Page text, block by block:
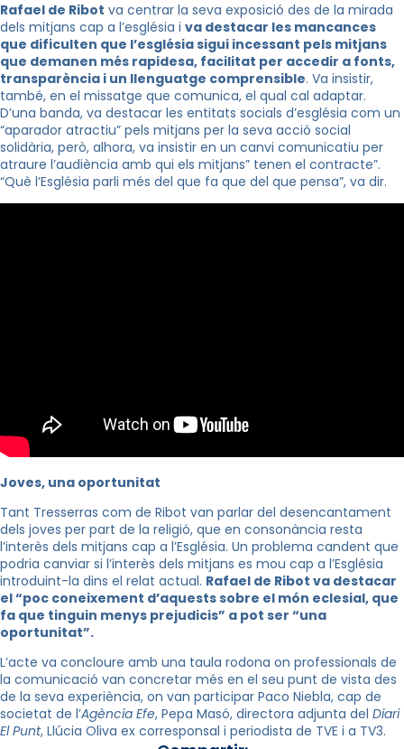
Rafael de Ribot va centrar la seva exposició des de la mirada
dels mitjans cap a l’església i va destacar les mancances
que dificulten que l’església sigui incessant pels mitjans
que demanen més rapidesa, facilitat per accedir a fonts,
transparència i un llenguatge comprensible. Va insistir,
també, en el missatge que comunica, el qual cal adaptar.
D’una banda, va destacar les entitats socials d’església com un
“aparador atractiu” pels mitjans per la seva acció social
solidària, però, alhora, va insistir en un canvi comunicatiu per
atraure l’audiència amb qui els mitjans” tenen el contracte”.
“Què l’Església parli més del que fa que del que pensa”, va dir.
Joves, una oportunitat
Tant Tresserras com de Ribot van parlar del desencantament
dels joves per part de la religió, que en consonància resta
l’interès dels mitjans cap a l’Església. Un problema candent que
podria canviar si l’interès dels mitjans es mou cap a l’Església
introduint-la dins el relat actual. Rafael de Ribot va destacar
el “poc coneixement d’aquests sobre el món eclesial, que
fa que tinguin menys prejudicis” a pot ser “una
oportunitat”.
L’acte va concloure amb una taula rodona on professionals de
la comunicació van concretar més en el seu punt de vista des
de la seva experiència, on van participar Paco Niebla, cap de
societat de l’Agència Efe, Pepa Masó, directora adjunta del Diari
El Punt, Llúcia Oliva ex corresponsal i periodista de TVE i a TV3.